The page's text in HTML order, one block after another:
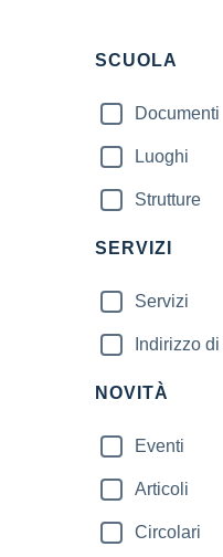
SCUOLA
Documenti
Luoghi
Strutture
SERVIZI
Servizi
Indirizzo
NOVITÀ
Eventi
Articoli
Circolari